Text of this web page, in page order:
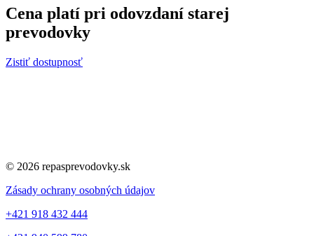
Cena platí pri odovzdaní starej
prevodovky
Zistiť dostupnosť
© 2026 repasprevodovky.sk
Zásady ochrany osobných údajov
+421 918 432 444